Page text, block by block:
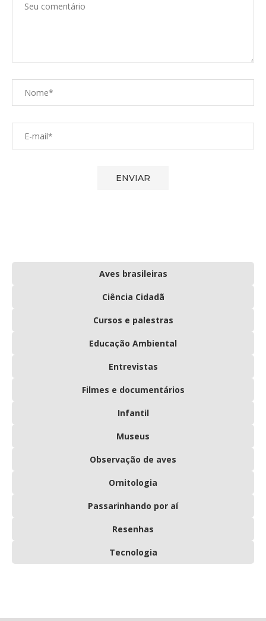
Aves brasileiras
Ciência Cidadã
Cursos e palestras
Educação Ambiental
Entrevistas
Filmes e documentários
Infantil
Museus
Observação de aves
Ornitologia
Passarinhando por aí
Resenhas
Tecnologia